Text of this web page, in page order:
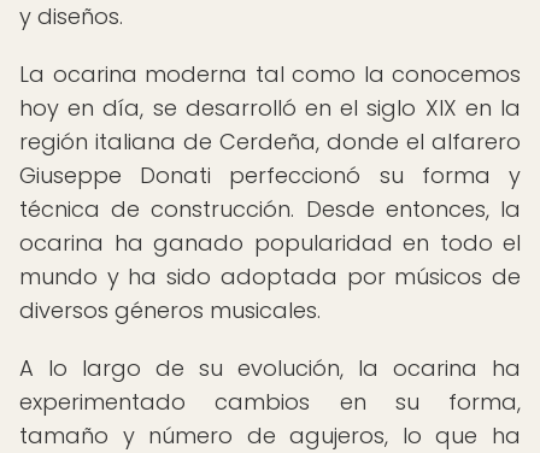
y diseños.
La ocarina moderna tal como la conocemos
hoy en día, se desarrolló en el siglo XIX en la
región italiana de Cerdeña, donde el alfarero
Giuseppe Donati perfeccionó su forma y
técnica de construcción. Desde entonces, la
ocarina ha ganado popularidad en todo el
mundo y ha sido adoptada por músicos de
diversos géneros musicales.
A lo largo de su evolución, la ocarina ha
experimentado cambios en su forma,
tamaño y número de agujeros, lo que ha